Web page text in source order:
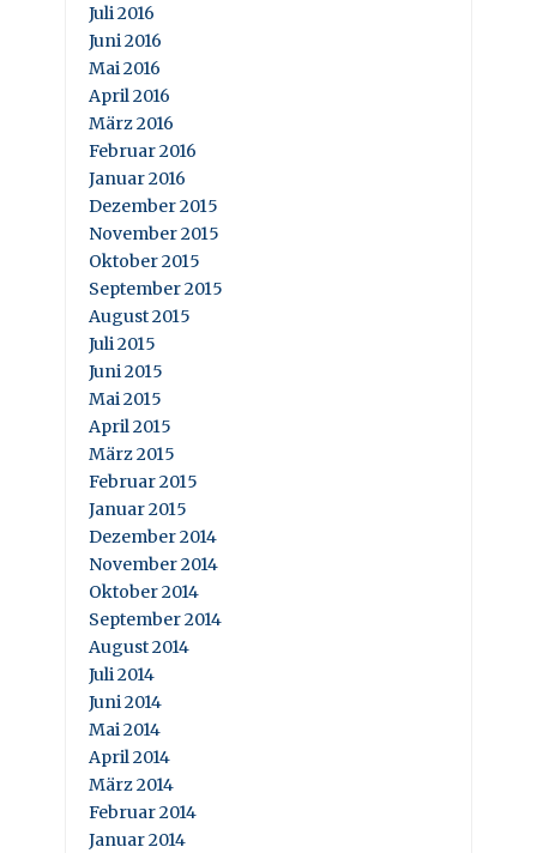
Juli 2016
Juni 2016
Mai 2016
April 2016
März 2016
Februar 2016
Januar 2016
Dezember 2015
November 2015
Oktober 2015
September 2015
August 2015
Juli 2015
Juni 2015
Mai 2015
April 2015
März 2015
Februar 2015
Januar 2015
Dezember 2014
November 2014
Oktober 2014
September 2014
August 2014
Juli 2014
Juni 2014
Mai 2014
April 2014
März 2014
Februar 2014
Januar 2014